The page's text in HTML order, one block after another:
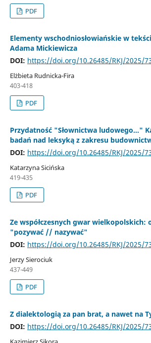
PDF
Elementy wschodniosłowiańskie w
Adama Mickiewicza
DOI: https://doi.org/10.26485/RKJ/2025/
Elżbieta Rudnicka-Fira
403-418
PDF
Przydatność "Słownictwa ludowego…"
badań nad leksyką z zakresu
DOI: https://doi.org/10.26485/RKJ/2025/
Katarzyna Sicińska
419-435
PDF
Ze współczesnych gwar wielkopolskich:
"pozywać // nazywać"
DOI: https://doi.org/10.26485/RKJ/2025/
Jerzy Sierociuk
437-449
PDF
Z dialektologią za pan brat, a nawet na
DOI: https://doi.org/10.26485/RKJ/2025/